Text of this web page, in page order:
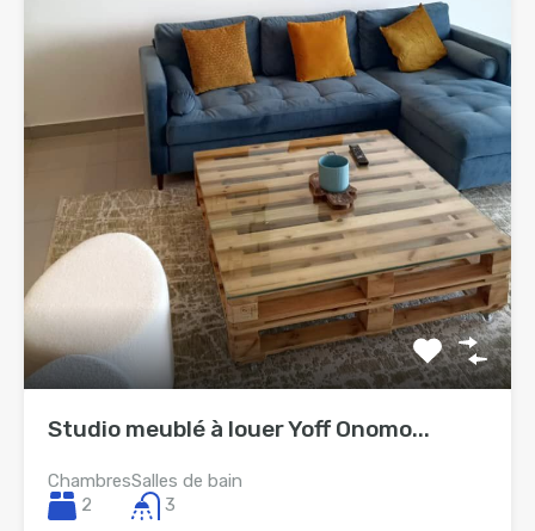
Studio meublé à louer Yoff Onomo...
Chambres
2
Salles de bain
3